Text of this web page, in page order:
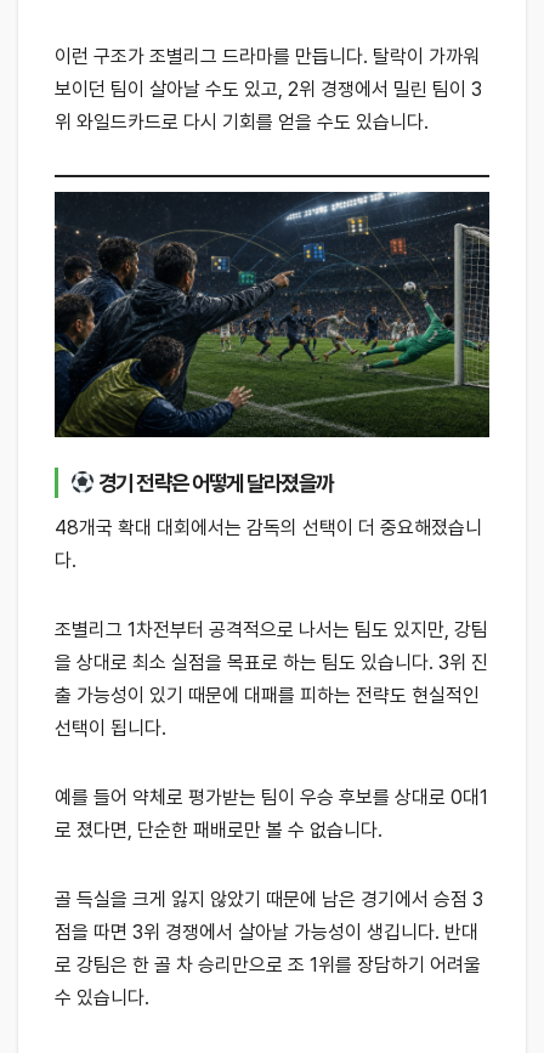
이런 구조가 조별리그 드라마를 만듭니다. 탈락이 가까워
보이던 팀이 살아날 수도 있고, 2위 경쟁에서 밀린 팀이 3
위 와일드카드로 다시 기회를 얻을 수도 있습니다.
경기 전략은 어떻게 달라졌을까
48개국 확대 대회에서는 감독의 선택이 더 중요해졌습니
다.
조별리그 1차전부터 공격적으로 나서는 팀도 있지만, 강팀
을 상대로 최소 실점을 목표로 하는 팀도 있습니다. 3위 진
출 가능성이 있기 때문에 대패를 피하는 전략도 현실적인
선택이 됩니다.
예를 들어 약체로 평가받는 팀이 우승 후보를 상대로 0대1
로 졌다면, 단순한 패배로만 볼 수 없습니다.
골 득실을 크게 잃지 않았기 때문에 남은 경기에서 승점 3
점을 따면 3위 경쟁에서 살아날 가능성이 생깁니다. 반대
로 강팀은 한 골 차 승리만으로 조 1위를 장담하기 어려울
수 있습니다.